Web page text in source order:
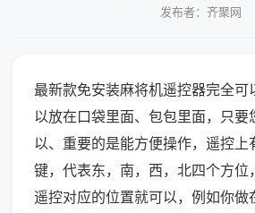
发布者：齐聚网
最新款免安装麻将机遥控器完全可
以放在口袋里面、包包里面，只要
以、重要的是能方便操作，遥控上
键，代表东，南，西，北四个方位
遥控对应的位置就可以，例如你做